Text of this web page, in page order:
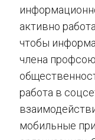
активно
чтобы
члена
работа в
мобильные